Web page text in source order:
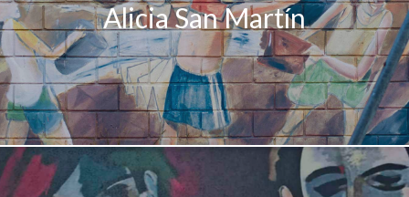
Alicia San Martín